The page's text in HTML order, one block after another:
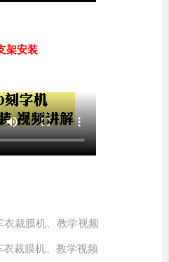
架安装
衣裁膜机、教学视频
裁膜机、教学视频